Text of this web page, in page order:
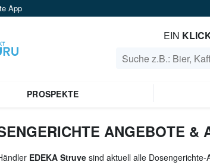
App
EIN
PROSPEKTE
ANGEBOTE &
EDEKA Struve sind aktuell alle